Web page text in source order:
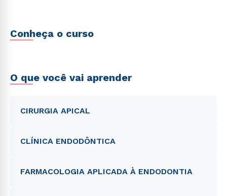
Conheça o curso
O que você vai aprender
CIRURGIA APICAL
CLÍNICA ENDODÔNTICA
FARMACOLOGIA APLICADA À ENDODONTIA